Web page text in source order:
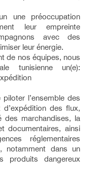
une préoccupation
leur empreinte
avec des
leur énergie.
de nos équipes, nous
tunisienne un(e):
l’ensemble des
des flux,
des marchandises, la
documentaires, ainsi
réglementaires
notamment dans un
produits dangereux